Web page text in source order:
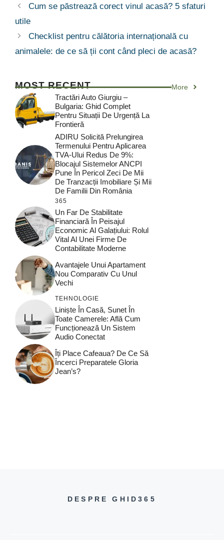
Cum se păstrează corect vinul acasă? 5 sfaturi
utile
Checklist pentru călătoria internațională cu
animalele: de ce să ții cont când pleci de acasă?
MOST RECENT More
Tractări Auto Giurgiu –
Bulgaria: Ghid Complet
Pentru Situații De Urgență La
Frontieră
ADIRU Solicită Prelungirea
Termenului Pentru Aplicarea
TVA-Ului Redus De 9%:
Blocajul Sistemelor ANCPI
Pune În Pericol Zeci De Mii
De Tranzacții Imobiliare Și Mii
De Familii Din România
365
Un Far De Stabilitate
Financiară În Peisajul
Economic Al Galațiului: Rolul
Vital Al Unei Firme De
Contabilitate Moderne
Avantajele Unui Apartament
Nou Comparativ Cu Unul
Vechi
TEHNOLOGIE
Liniște În Casă, Sunet În
Toate Camerele: Află Cum
Funcționează Un Sistem
Audio Conectat
Îți Place Cafeaua? De Ce Să
Încerci Preparatele Gloria
Jean’s?
DESPRE GHID365